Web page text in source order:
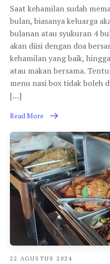
Saat kehamilan sudah
bulan, biasanya keluarga
bulanan atau syukuran 4
akan diisi dengan doa
kehamilan yang baik,
atau makan bersama.
menu nasi box tidak boleh
[…]
Read More
22 AGUSTUS 2024